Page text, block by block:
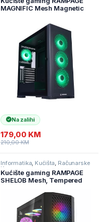
MAGNIFIC Mesh Magnetic
4*12cm RGB Fan ATX Mid-T
Na zalihi
179,00 KM
210,00KM
Informatika, Kućišta, Računarske
Komponente
Kućište gaming RAMPAGE
SHELOB Mesh, Tempered
Hub, E-ATX, Mid-T, 39991